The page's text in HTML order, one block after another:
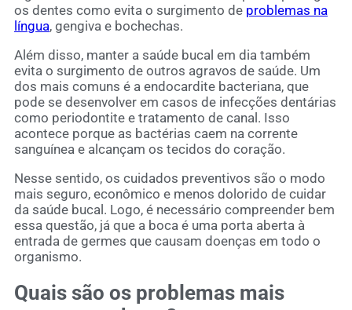
os dentes como evita o surgimento de problemas na
língua, gengiva e bochechas.
Além disso, manter a saúde bucal em dia também
evita o surgimento de outros agravos de saúde. Um
dos mais comuns é a endocardite bacteriana, que
pode se desenvolver em casos de infecções dentárias
como periodontite e tratamento de canal. Isso
acontece porque as bactérias caem na corrente
sanguínea e alcançam os tecidos do coração.
Nesse sentido, os cuidados preventivos são o modo
mais seguro, econômico e menos dolorido de cuidar
da saúde bucal. Logo, é necessário compreender bem
essa questão, já que a boca é uma porta aberta à
entrada de germes que causam doenças em todo o
organismo.
Quais são os problemas mais